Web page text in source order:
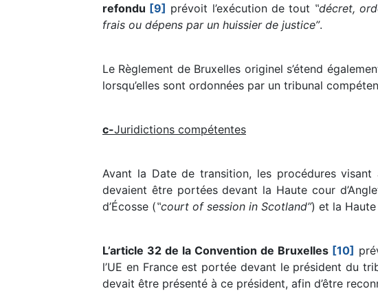
refondu [9] prévoit l’exécution de tout ‟décret,
frais ou dépens par un huissier de justice”.
Le Règlement de Bruxelles originel s’étend
lorsqu’elles sont ordonnées par un tribunal
c-Juridictions compétentes
Avant la Date de transition, les procédures visant
devaient être portées devant la Haute cour
d’Écosse (‟court of session in Scotland”) et la
L’article 32 de la Convention de Bruxelles [10]
l’UE en France est portée devant le président du
devait être présenté à ce président, afin d’être